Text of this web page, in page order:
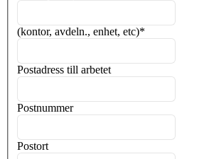
(kontor, avdeln., enhet, etc)*
Postadress till arbetet
Postnummer
Postort